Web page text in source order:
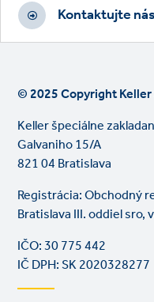
Kontaktujte nás
© 2025 Copyright
Keller špeciálne
Galvaniho 15/A
821 04 Bratislava
Registrácia: Obchodný
Bratislava III. oddiel sro,
IČO: 30 775 442
IČ DPH: SK 2020328277